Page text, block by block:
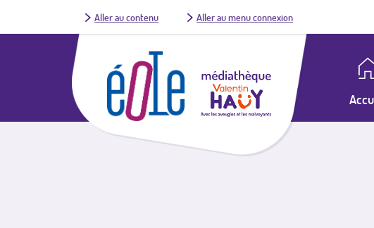
Aller au contenu Aller au menu connexion